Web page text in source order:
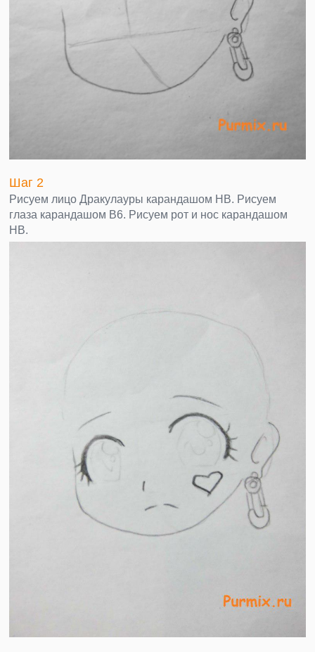
Шаг 2
Рисуем лицо Дракулауры карандашом НВ. Рисуем
глаза карандашом В6. Рисуем рот и нос карандашом
НВ.